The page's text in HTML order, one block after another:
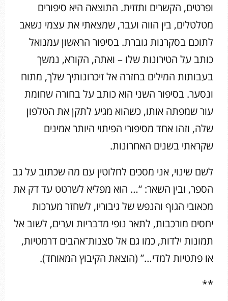
ופרטים, הקשרים ותזזית. התוצאה היא סיפורים
מטלטלים, בין הווה ועבר, שמצאתי את עצמי נשאב
לתוכם בסקרנות גוברת. בסיפור הראשון עמנואל
כותב על הטירונות שלו – ואתה, הקורא, נמשך
בעבותות המילים בחזרה אל זיכרונותיך שלך, מתוח
ונסער. בסיפור השני הוא כותב על בחורה שחומת
עור שמפתה אותו, כשהוא מגיע לתקן את הטלפון
שלה, וזהו אחד מסיפורי הפיתוי היותר אמינים
שקראתי בשנים האחרונות.
לשם שינוי, אני מסכים לחלוטין עם מה שכתוב על גב
הספר, ובין השאר: “… הוא מפליא לשרטט עד דק את
מכאובי הגוף והנפש של גיבוריו, לשחזר מערכות
יחסים מורכבות, לתאר נופי מדבריות וערים, לשוב אל
תמונות ילדות, כמו גם אל סצנות־אהבים דרמטיות,
או פתטיות למדי…” (הוצאת הקיבוץ המאוחד).
**